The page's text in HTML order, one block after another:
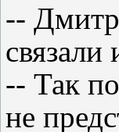
--
-- Так
не